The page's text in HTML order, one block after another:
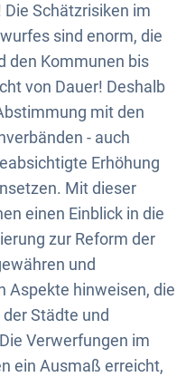
Schätzrisiken im
sind enorm, die
den Kommunen bis
von Dauer! Deshalb
mit den
- auch
Erhöhung
Mit dieser
einen Einblick in die
zur Reform der
und
Aspekte hinweisen, die
Städte und
Verwerfungen im
ein Ausmaß erreicht,